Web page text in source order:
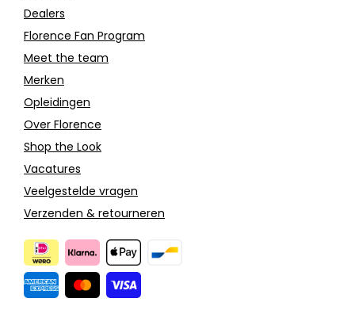
Dealers
Florence Fan Program
Meet the team
Merken
Opleidingen
Over Florence
Shop the Look
Vacatures
Veelgestelde vragen
Verzenden & retourneren